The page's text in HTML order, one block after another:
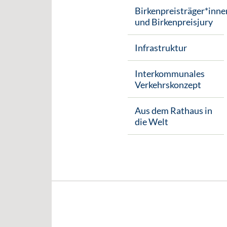
und Birkenpreisjury
Infrastruktur
Interkommunales
Verkehrskonzept
Aus dem Rathaus in
die Welt